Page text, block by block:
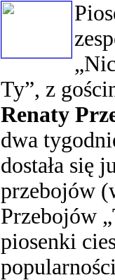
Ty”, z
Renaty
dwa
dostała się
przebojów
Przebojów
piosenki